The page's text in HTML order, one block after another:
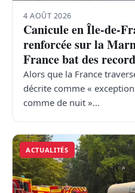
4 AOÛT 2026
Canicule en Île-de-
renforcée sur la
France bat des
Alors que la France
décrite comme «
comme de nuit »…
ACTUALITÉS